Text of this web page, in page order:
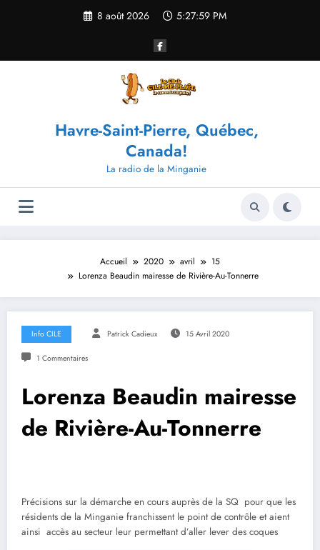
8 août 2026 5:28:00 PM
Havre-Saint-Pierre, Québec,
Canada!
La radio de la Minganie
Accueil 2020 avril
15
Lorenza Beaudin mairesse de Rivière-Au-Tonnerre
Info CILE Patrick Cadieux 15 Avril 2020
1 Commentaires
Lorenza Beaudin mairesse
de Rivière-Au-Tonnerre
Précisions sur la démarche en cours auprès de la SQ pour que les
résidents de la Minganie franchissent le point de contrôle et aient
ainsi accès au secteur leur permettant d’aller lever des coques